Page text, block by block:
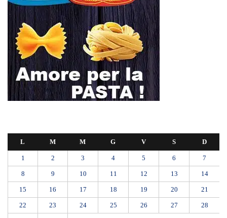
Aprile 2024
1 2 3 4 5
8 9 11 12
15 16 17 18 19
22 23 24 25 26
29 30
« Mar Mag »
30 ANNI DALLA MATURITÀ: LA 5ª A ELETTROTECNICA
SPERIMENTALE “AMBRA” SI RITROVA 1996 – 2026
Farmaco salvavita non consegnato da Asp, la denuncia ai Carabinieri di
una madre: «Mio figlio rischia di interrompere la terapia»
RIONE TAORMINA, LIBERATI DALLE BARACCHE 5.600 MQ:
DA VIA ENNIO QUINTO AL VIALE GAZZI. SODDISFAZIONE